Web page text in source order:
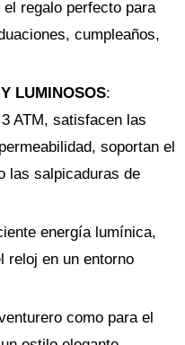
el regalo perfecto para
cumpleaños,
LUMINOSOS:
ATM, satisfacen las
soportan el
las salpicaduras de
energía lumínica,
reloj en un entorno
como para el